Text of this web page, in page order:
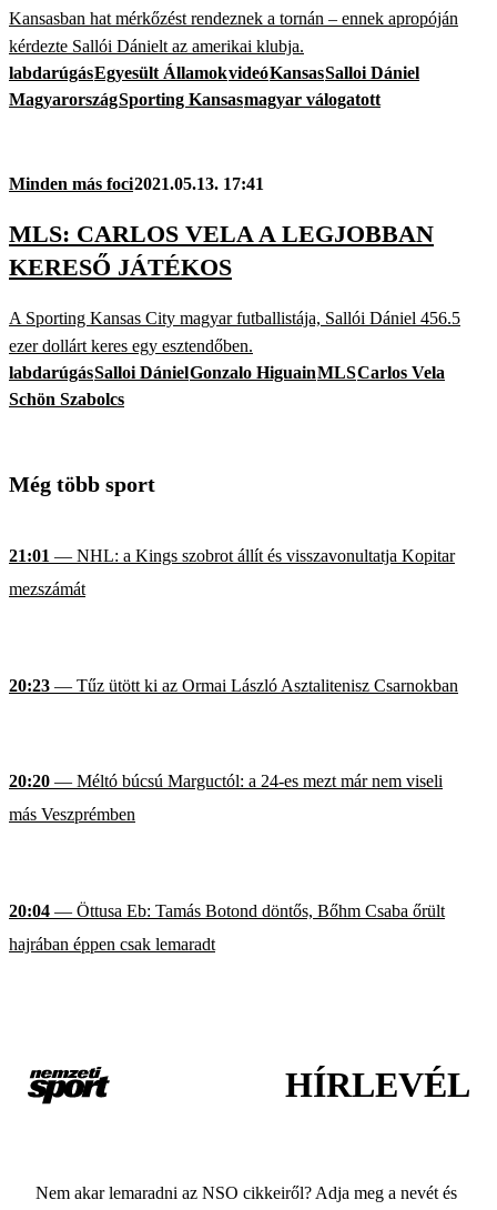
Kansasban hat mérkőzést rendeznek a tornán – ennek apropóján
kérdezte Sallói Dánielt az amerikai klubja.
labdarúgásEgyesült ÁllamokvideóKansasSalloi Dániel
MagyarországSporting Kansasmagyar válogatott
Minden más foci2021.05.13. 17:41
MLS: CARLOS VELA A LEGJOBBAN
KERESŐ JÁTÉKOS
A Sporting Kansas City magyar futballistája, Sallói Dániel 456.5
ezer dollárt keres egy esztendőben.
labdarúgásSalloi DánielGonzalo HiguainMLSCarlos Vela
Schön Szabolcs
Még több sport
21:01 — NHL: a Kings szobrot állít és visszavonultatja Kopitar
mezszámát
20:23 — Tűz ütött ki az Ormai László Asztalitenisz Csarnokban
20:20 — Méltó búcsú Marguctól: a 24-es mezt már nem viseli
más Veszprémben
20:04 — Öttusa Eb: Tamás Botond döntős, Bőhm Csaba őrült
hajrában éppen csak lemaradt
HÍRLEVÉL
Nem akar lemaradni az NSO cikkeiről? Adja meg a nevét és